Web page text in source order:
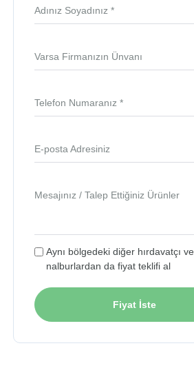
Adınız Soyadınız *
Varsa Firmanızın Ünvanı
Telefon Numaranız *
E-posta Adresiniz
Mesajınız / Talep Ettiğiniz Ürünler
Aynı bölgedeki diğer hırdavatçı ve
nalburlardan da fiyat teklifi al
Fiyat İste